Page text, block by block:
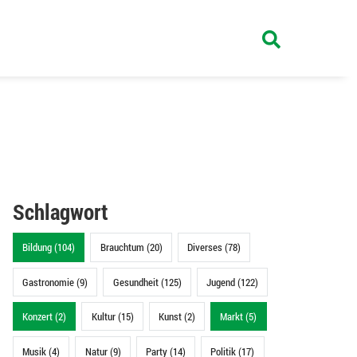
Schlagwort
Bildung (104) Brauchtum (20) Diverses (78)
Gastronomie (9) Gesundheit (125) Jugend (122)
Konzert (2) Kultur (15) Kunst (2) Markt (5)
Musik (4) Natur (9) Party (14) Politik (17)